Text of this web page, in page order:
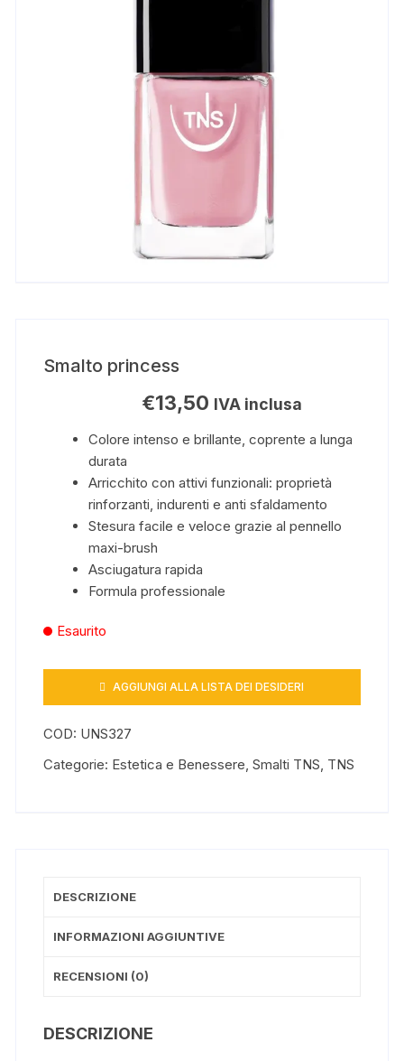
Smalto princess
€13,50 IVA inclusa
Colore intenso e brillante, coprente a lunga
durata
Arricchito con attivi funzionali: proprietà
rinforzanti, indurenti e anti sfaldamento
Stesura facile e veloce grazie al pennello
maxi-brush
Asciugatura rapida
Formula professionale
Esaurito
AGGIUNGI ALLA LISTA DEI DESIDERI
COD: UNS327
Categorie: Estetica e Benessere,Smalti TNS, TNS
DESCRIZIONE
INFORMAZIONI AGGIUNTIVE
RECENSIONI (0)
DESCRIZIONE